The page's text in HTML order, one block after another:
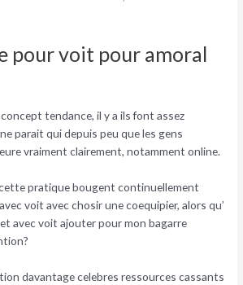
pour voit pour amoral
tendance, il y a ils font assez
parait qui depuis peu que les gens
vraiment clairement, notamment online.
pratique bougent continuellement
voit avec chosir une coequipier, alors qu’
avec voit ajouter pour mon bagarre
davantage celebres ressources cassants